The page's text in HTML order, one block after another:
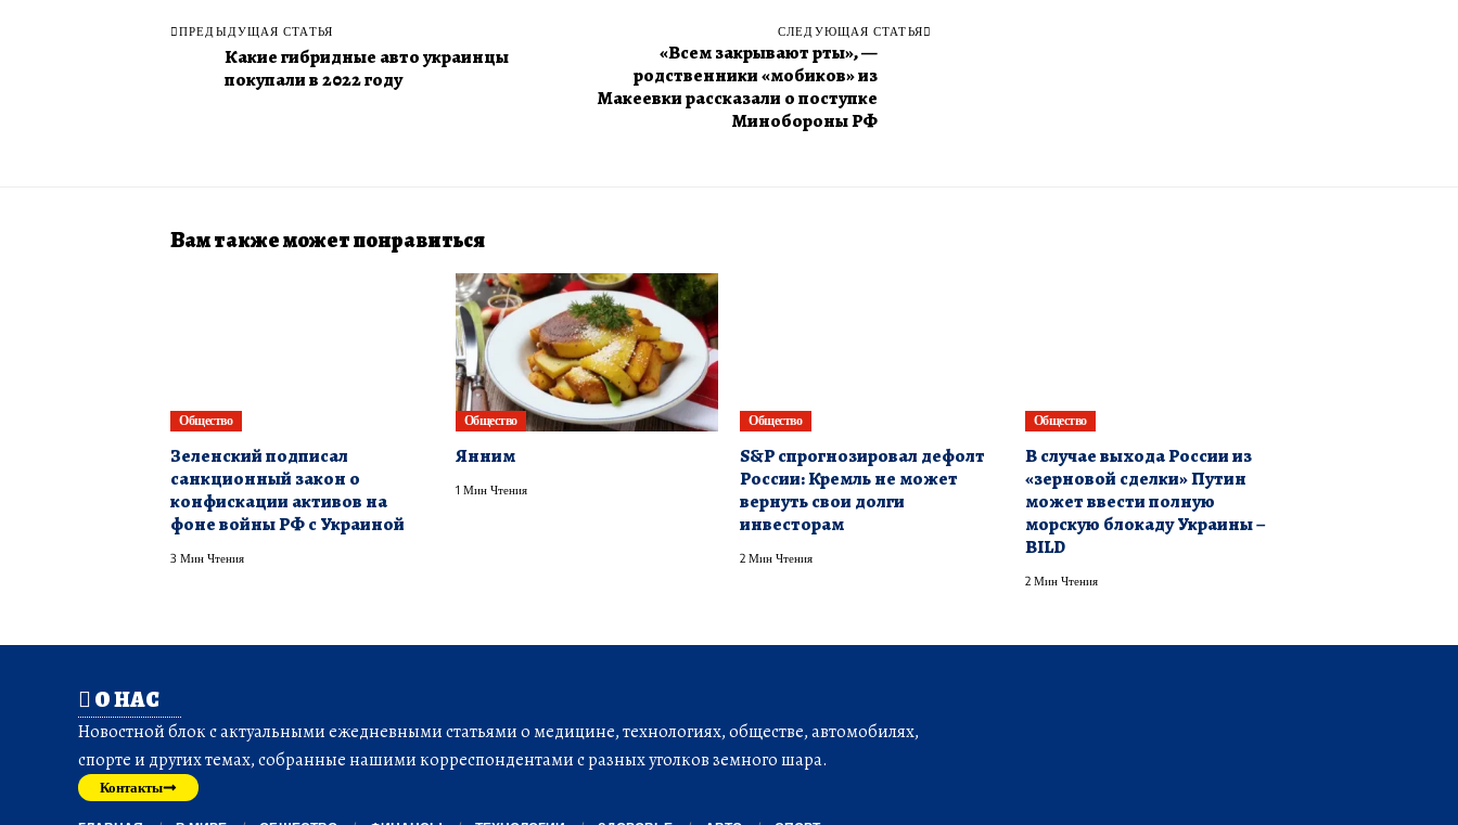
ПРЕДЫДУЩАЯ СТАТЬЯ
Какие гибридные авто украинцы
покупали в 2022 году
СЛЕДУЮЩАЯ СТАТЬЯ
«Всем закрывают рты», —
родственники «мобиков» из
Макеевки рассказали о поступке
Минобороны РФ
Вам также может понравиться
Общество
​Зеленский подписал
санкционный закон о
конфискации активов на
фоне войны РФ с Украиной
3 Мин Чтения
Общество
Янним
1 Мин Чтения
Общество
S&P спрогнозировал дефолт
России: Кремль не может
вернуть свои долги
инвесторам
2 Мин Чтения
Общество
В случае выхода России из
«зерновой сделки» Путин
может ввести полную
морскую блокаду Украины –
BILD
2 Мин Чтения
О НАС
Новостной блок с актуальными ежедневными статьями о медицине, технологиях, обществе, автомобилях,
спорте и других темах, собранные нашими корреспондентами с разных уголков земного шара.
Контакты